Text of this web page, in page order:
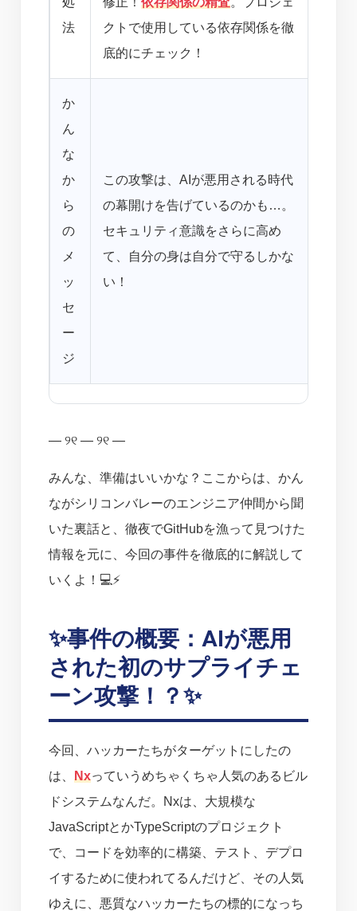
法
クトで使用している依存関係を徹
底的にチェック！
か
ん
な
か
ら
の
メ
ッ
セ
ー
ジ
この攻撃は、AIが悪用される時代
の幕開けを告げているのかも…。
セキュリティ意識をさらに高め
て、自分の身は自分で守るしかな
い！
— ୨୧ — ୨୧ —
みんな、準備はいいかな？ここからは、かん
ながシリコンバレーのエンジニア仲間から聞
いた裏話と、徹夜でGitHubを漁って見つけた
情報を元に、今回の事件を徹底的に解説して
いくよ！💻⚡️
✨事件の概要：AIが悪用
された初のサプライチェ
ーン攻撃！？✨
今回、ハッカーたちがターゲットにしたの
は、 Nxっていうめちゃくちゃ人気のあるビル
ドシステムなんだ。Nxは、大規模な
JavaScriptとかTypeScriptのプロジェクト
で、コードを効率的に構築、テスト、デプロ
イするために使われてるんだけど、その人気
ゆえに、悪質なハッカーたちの標的になっち